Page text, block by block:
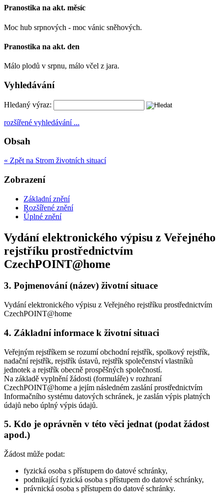
Pranostika na akt. měsíc
Moc hub srpnových - moc vánic sněhových.
Pranostika na akt. den
Málo plodů v srpnu, málo včel z jara.
Vyhledávání
Hledaný výraz:
rozšířené vyhledávání ...
Obsah
« Zpět na Strom životních situací
Zobrazení
Základní znění
Rozšířené znění
Úplné znění
Vydání elektronického výpisu z Veřejného
rejstříku prostřednictvím
CzechPOINT@home
3. Pojmenování (název) životní situace
Vydání elektronického výpisu z Veřejného rejstříku prostřednictvím
CzechPOINT@home
4. Základní informace k životní situaci
Veřejným rejstříkem se rozumí obchodní rejstřík, spolkový rejstřík,
nadační rejstřík, rejstřík ústavů, rejstřík společenství vlastníků
jednotek a rejstřík obecně prospěšných společností.
Na základě vyplnění žádosti (formuláře) v rozhraní
CzechPOINT@home a jejím následném zaslání prostřednictvím
Informačního systému datových schránek, je zaslán výpis platných
údajů nebo úplný výpis údajů.
5. Kdo je oprávněn v této věci jednat (podat žádost
apod.)
Žádost může podat:
fyzická osoba s přístupem do datové schránky,
podnikající fyzická osoba s přístupem do datové schránky,
právnická osoba s přístupem do datové schránky.